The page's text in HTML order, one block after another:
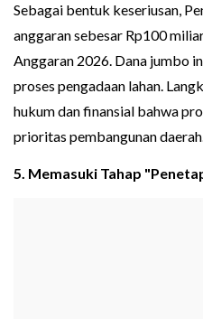
Sebagai bentuk keseriusan,
anggaran sebesar Rp100
Anggaran 2026. Dana jumbo
proses pengadaan lahan.
hukum dan finansial bahwa
prioritas pembangunan
5. Memasuki Tahap